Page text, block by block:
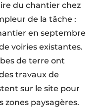
du chantier chez
de la tâche :
en septembre
voiries existantes.
de terre ont
travaux de
sur le site pour
zones paysa­gères.